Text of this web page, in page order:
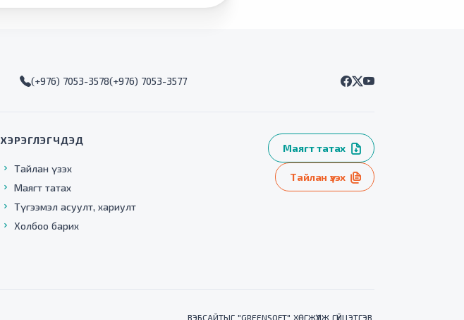
(+976) 7053-3578(+976) 7053-3577
ХЭРЭГЛЭГЧДЭД
Тайлан үзэх
Маягт татах
Түгээмэл асуулт, хариулт
Холбоо барих
Маягт татах
Тайлан үзэх
ВЭБСАЙТЫГ "GREENSOFT" ХӨГЖҮҮЛЖ ГҮЙЦЭТГЭВ.